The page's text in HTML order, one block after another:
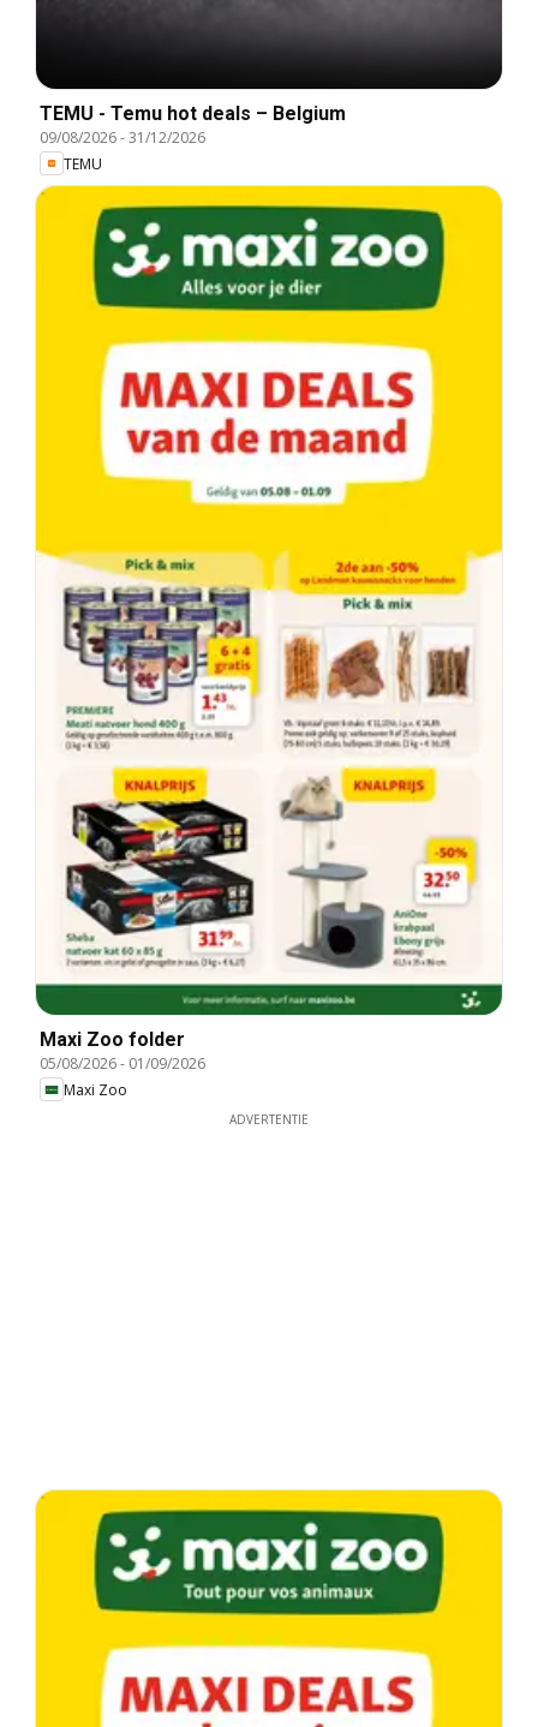
TEMU - Temu hot deals – Belgium
09/08/2026-31/12/2026
TEMU
Maxi Zoo folder
05/08/2026- 01/09/2026
Maxi Zoo
ADVERTENTIE